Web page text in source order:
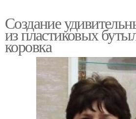
Создание
из пластиковых
коровка